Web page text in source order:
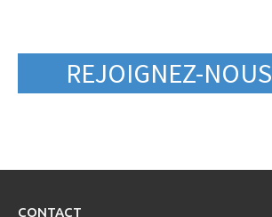
REJOIGNEZ-NOUS
CONTACT